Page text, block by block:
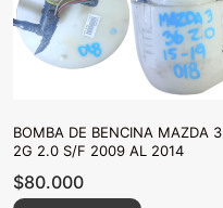
BOMBA DE BENCINA MAZDA 3
2G 2.0 S/F 2009 AL 2014
$80.000